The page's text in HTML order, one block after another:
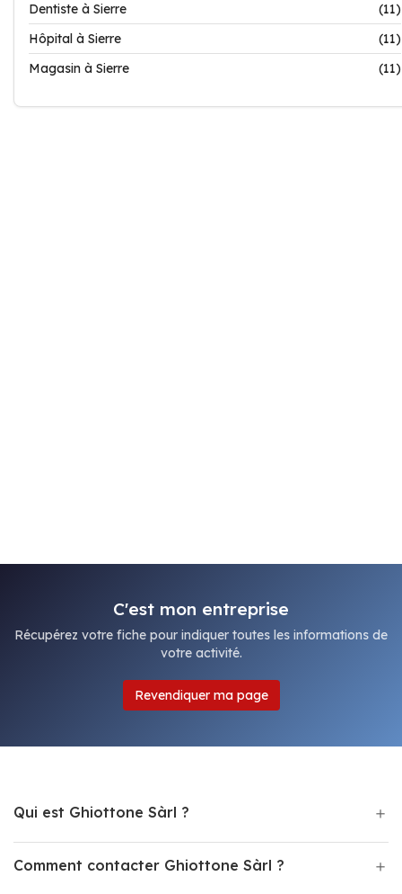
Dentiste à Sierre
(11)
Hôpital à Sierre
(11)
Magasin à Sierre
(11)
C'est mon entreprise
Récupérez votre fiche pour indiquer toutes les informations de
votre activité.
Revendiquer ma page
Qui est Ghiottone Sàrl ?
Comment contacter Ghiottone Sàrl ?